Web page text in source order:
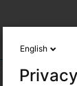
English